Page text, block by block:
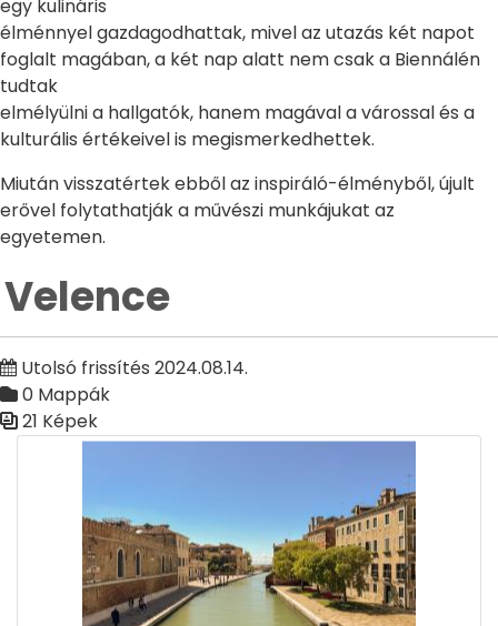
egy kulináris
élménnyel gazdagodhattak, mivel az utazás két napot
foglalt magában, a két nap alatt nem csak a Biennálén
tudtak
elmélyülni a hallgatók, hanem magával a várossal és a
kulturális értékeivel is megismerkedhettek.
Miután visszatértek ebből az inspiráló-élményből, újult
erővel folytathatják a művészi munkájukat az
egyetemen.
Velence
Utolsó frissítés 2024.08.14.
0 Mappák
21 Képek